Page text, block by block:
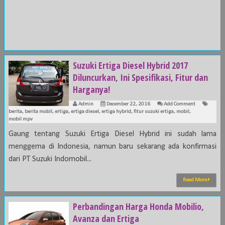
Suzuki Ertiga Diesel Hybrid 2017
Diluncurkan, Ini Spesifikasi, Fitur dan
Harganya!
Admin December 22, 2016
Add Comment
berita, berita mobil ,ertiga,ertiga diesel ,ertiga hybrid ,fitur suzuki ertiga, mobil ,
mobil mpv
Gaung tentang Suzuki Ertiga Diesel Hybrid ini sudah lama
menggema di Indonesia, namun baru sekarang ada konfirmasi
dari PT Suzuki Indomobil...
Read More
Perbandingan Harga Honda Mobilio,
Avanza dan Ertiga